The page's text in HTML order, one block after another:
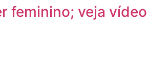
feminino; veja vídeo